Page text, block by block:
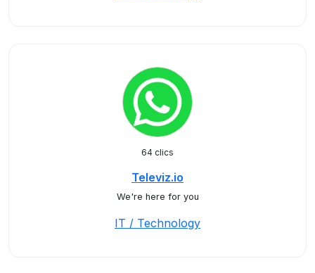
64 clics
Televiz.io
We're here for you
IT / Technology